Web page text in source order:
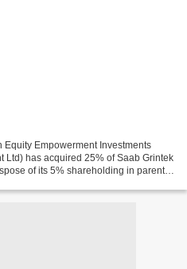
Empowerment Investments
Ltd) has acquired 25% of Saab Grintek
of its 5% shareholding in parent